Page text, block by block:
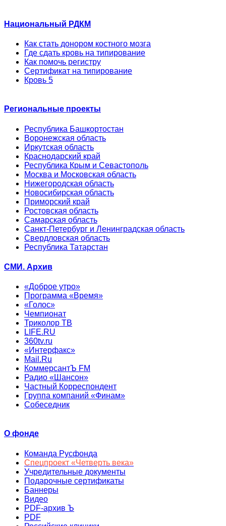
Национальный РДКМ
Как стать донором костного мозга
Где сдать кровь на типирование
Как помочь регистру
Сертификат на типирование
Кровь 5
Региональные проекты
Республика Башкортостан
Воронежская область
Иркутская область
Краснодарский край
Республика Крым и Севастополь
Москва и Московская область
Нижегородская область
Новосибирская область
Приморский край
Ростовская область
Самарская область
Санкт-Петербург и Ленинградская область
Свердловская область
Республика Татарстан
СМИ. Архив
«Доброе утро»
Программа «Время»
«Голос»
Чемпионат
Триколор ТВ
LIFE.RU
360tv.ru
«Интерфакс»
Mail.Ru
КоммерсантЪ FM
Радио «Шансон»
Частный Корреспондент
Группа компаний «Финам»
Собеседник
О фонде
Команда Русфонда
Спецпроект «Четверть века»
Учредительные документы
Подарочные сертификаты
Баннеры
Видео
PDF-архив Ъ
PDF